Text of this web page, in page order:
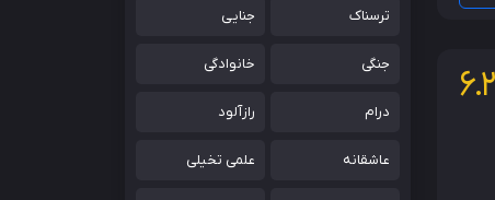
6.2
ترسناک جنایی
جنگی خانوادگی
درام رازآلود
عاشقانه علمی تخیلی